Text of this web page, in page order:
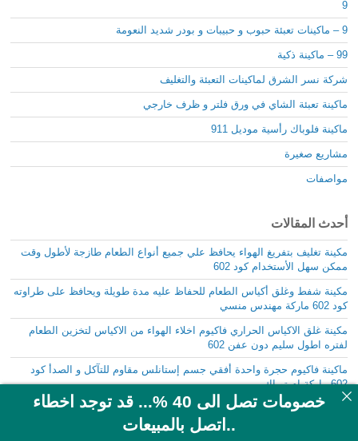
9
9 – ماكينات تعبئة حبوب و حبيبات و بودر شديد النعومة
99 – ماكينة ذكية
شركة نسر الشرق لماكينات التعبئة والتغليف
ماكينة تعبئة الشاي في ورق فلتر و ظرف خارجي
ماكينة فلوباك رأسية موديل 911
مشاريع صغيرة
مواصفات
أحدث المقالات
مكينة تغليف بتفريغ الهواء يحافظ علي جميع أنواع الطعام طازجة لأطول وقت
ممكن سهل الأستخدام كود 602
مكينة شفط وغلق أكياس الطعام للحفاظ عليه مدة طويلة ويحافظ على طراوته
كود 602 ماركة مهندس منسي
مكينة غلق الاكياس الحراري فاكيوم اخلاء الهواء من الاكياس لتخزين الطعام
لفتره اطول سليم دون عفن 602
ماكينة فاكيوم حجرة واحدة أفقي جسم إستانلس مقاوم للتآكل و الصدأ كود
602 ماركة إم توباك
مكينة لتفريغ الهواء من الكيس ثم اللحام بالضغط الحراري فاكيوم كود 601
خصومات تصل الى 40 %... قد توجد اخطاء
..اتصل بالمبيعات